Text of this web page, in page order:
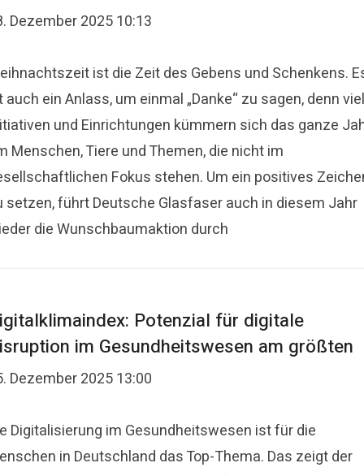
Dezember 2025 10:13
ist die Zeit des Gebens und Schenkens.
auch ein Anlass, um einmal „Danke“ zu sagen, denn
und Einrichtungen kümmern sich das ganze
Menschen, Tiere und Themen, die nicht im
Fokus stehen. Um ein positives
setzen, führt Deutsche Glasfaser auch in diesem Jahr
die Wunschbaumaktion durch
Potenzial für digitale
im Gesundheitswesen am größten
Dezember 2025 13:00
Digitalisierung im Gesundheitswesen ist für die
in Deutschland das Top-Thema. Das zeigt der